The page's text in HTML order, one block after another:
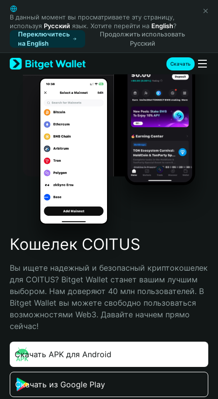
English
日本語
Tiếng Việt
Русский
Español (Latinoamérica)
Türkçe
Italiano
Português (Portugal)
Bahasa Indonesia
Português (Brasil)
Español (Argentina)
В данный момент вы просматриваете эту страницу,
используя Русский язык. Хотите перейти на English?
Переключитесь
на English
Продолжить использовать
Русский
Скачать
Кошелек COITUS
Вы ищете надежный и безопасный криптокошелек
для COITUS? Bitget Wallet станет вашим лучшим
выбором. Нам доверяют 40 млн пользователей. В
Bitget Wallet вы можете свободно пользоваться
возможностями Web3. Давайте начнем прямо
сейчас!
Скачать APK для Android
Скачать из Google Play